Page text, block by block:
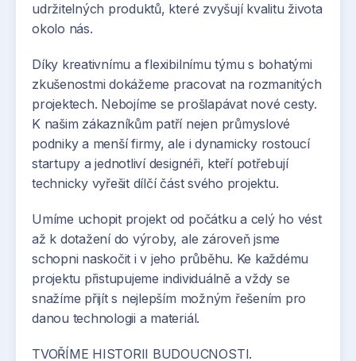
udržitelných produktů, které zvyšují kvalitu života
okolo nás.
Díky kreativnímu a flexibilnímu týmu s bohatými
zkušenostmi dokážeme pracovat na rozmanitých
projektech. Nebojíme se prošlapávat nové cesty.
K našim zákazníkům patří nejen průmyslové
podniky a menší firmy, ale i dynamicky rostoucí
startupy a jednotliví designéři, kteří potřebují
technicky vyřešit dílčí část svého projektu.
Umíme uchopit projekt od počátku a celý ho vést
až k dotažení do výroby, ale zároveň jsme
schopni naskočit i v jeho průběhu. Ke každému
projektu přistupujeme individuálně a vždy se
snažíme přijít s nejlepším možným řešením pro
danou technologii a materiál.
TVOŘÍME HISTORII BUDOUCNOSTI.